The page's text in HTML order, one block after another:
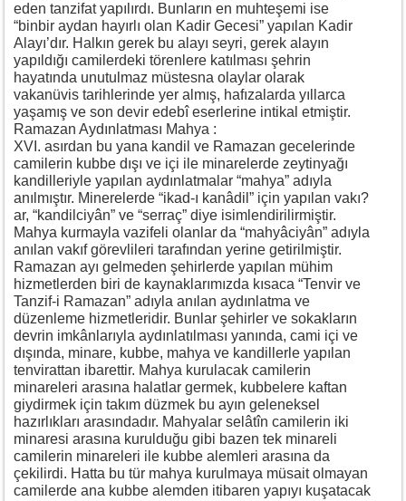
eden tanzifat yapılırdı. Bunların en muhteşemi ise
“binbir aydan hayırlı olan Kadir Gecesi” yapılan Kadir
Alayı’dır. Halkın gerek bu alayı seyri, gerek alayın
yapıldığı camilerdeki törenlere katılması şehrin
hayatında unutulmaz müstesna olaylar olarak
vakanüvis tarihlerinde yer almış, hafızalarda yıllarca
yaşamış ve son devir edebî eserlerine intikal etmiştir.
Ramazan Aydınlatması Mahya :
XVI. asırdan bu yana kandil ve Ramazan gecelerinde
camilerin kubbe dışı ve içi ile minarelerde zeytinyağı
kandilleriyle yapılan aydınlatmalar “mahya” adıyla
anılmıştır. Minerelerde “ikad-ı kanâdil” için yapılan vakı?
ar, “kandilciyân” ve “serraç” diye isimlendirilirmiştir.
Mahya kurmayla vazifeli olanlar da “mahyâciyân” adıyla
anılan vakıf görevlileri tarafından yerine getirilmiştir.
Ramazan ayı gelmeden şehirlerde yapılan mühim
hizmetlerden biri de kaynaklarımızda kısaca “Tenvir ve
Tanzif-i Ramazan” adıyla anılan aydınlatma ve
düzenleme hizmetleridir. Bunlar şehirler ve sokakların
devrin imkânlarıyla aydınlatılması yanında, cami içi ve
dışında, minare, kubbe, mahya ve kandillerle yapılan
tenvirattan ibarettir. Mahya kurulacak camilerin
minareleri arasına halatlar germek, kubbelere kaftan
giydirmek için takım düzmek bu ayın geleneksel
hazırlıkları arasındadır. Mahyalar selâtîn camilerin iki
minaresi arasına kurulduğu gibi bazen tek minareli
camilerin minareleri ile kubbe alemleri arasına da
çekilirdi. Hatta bu tür mahya kurulmaya müsait olmayan
camilerde ana kubbe alemden itibaren yapıyı kuşatacak